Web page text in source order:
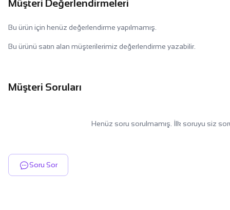
Müşteri Değerlendirmeleri
Bu ürün için henüz değerlendirme yapılmamış.
Bu ürünü satın alan müşterilerimiz değerlendirme yazabilir.
Müşteri Soruları
Henüz soru sorulmamış. İlk soruyu siz
Soru Sor